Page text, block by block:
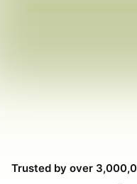
Trusted by over